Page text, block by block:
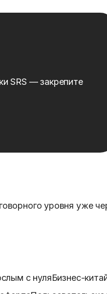
SRS — закрепите
уровня уже
с нуляБизнес-